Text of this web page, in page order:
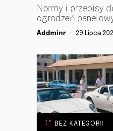
Normy i przepisy
ogrodzeń
Addminr 29 Lipca
BEZ KATEGORII